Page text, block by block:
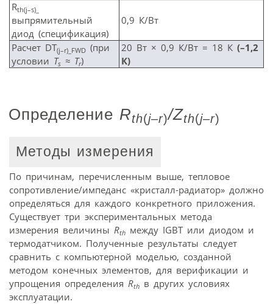
Rth(j–s)_
выпрямительный
диод (спецификация)
0,9 К/Вт
Расчет DT(j–r)_FWD (при
условии Ts ≈ Tr)
20 Вт × 0,9 К/Вт = 18 К (–1,2
К)
Определение Rth(j–r)/Zth(j–r)
Методы измерения
По причинам, перечисленным выше, тепловое
сопротивление/импеданс «кристалл-радиатор» должно
определяться для каждого конкретного приложения.
Существует три экспериментальных метода
измерения величины Rth между IGBT или диодом и
термодатчиком. Полученные результаты следует
сравнить с компьютерной моделью, созданной
методом конечных элементов, для верификации и
упрощения определения Rth в других условиях
эксплуатации.